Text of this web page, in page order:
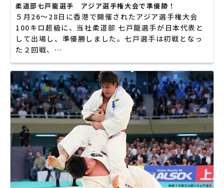
柔道部七戸龍選手 アジア選手権大会で準優勝！
５月26～28日に香港で開催されたアジア選手権大会
100キロ超級に、当社柔道部 七戸龍選手が日本代表と
して出場し、準優勝しました。七戸選手は初戦となっ
た２回戦、…